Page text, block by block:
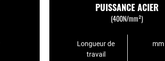
PUISSANCE ACIER
(400N/mm²)
Longueur de
travail
mm